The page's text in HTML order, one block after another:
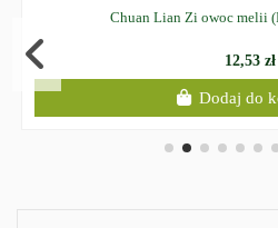
Chuan Lian Zi owoc melii
12,53 zł
Dodaj do